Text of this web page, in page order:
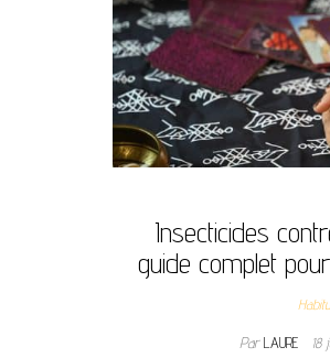
Insecticides
guide complet
ParLAURE 18